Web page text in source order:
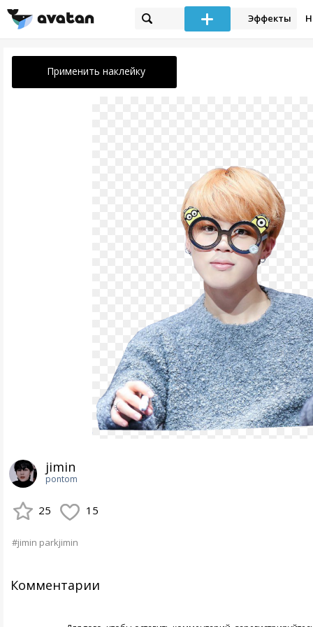
Эффекты
Применить наклейку
jimin
pontom
25 15
#jimin parkjimin
Комментарии